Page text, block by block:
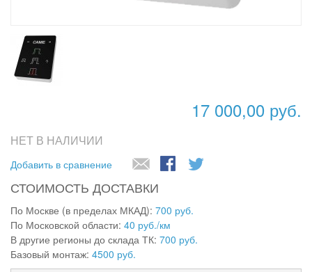
17 000,00 руб.
НЕТ В НАЛИЧИИ
Добавить в сравнение
СТОИМОСТЬ ДОСТАВКИ
По Москве (в пределах МКАД): 700 руб.
По Московской области: 40 руб./км
В другие регионы до склада ТК: 700 руб.
Базовый монтаж: 4500 руб.